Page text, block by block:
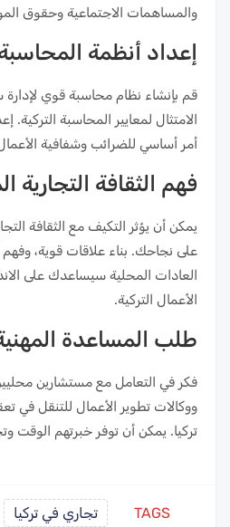
والمساهمات الاجتماعية وحقوق
إعداد أنظمة المحاسبة
قم بإنشاء نظام محاسبة قوي
الامتثال لمعايير المحاسبة التركية.
أمر أساسي للضرائب وشفافية
فهم الثقافة التجارية
يمكن أن يؤثر التكيف مع الثقافة
على نجاحك. بناء علاقات قوية، وفهم
العادات المحلية سيساعدك على
الأعمال التركية.
طلب المساعدة
فكر في التعامل مع مستشارين
ووكالات تطوير الأعمال للتنقل في
تركيا. يمكن أن توفر خبرتهم الوقت
TAGS تجاري في تركيا